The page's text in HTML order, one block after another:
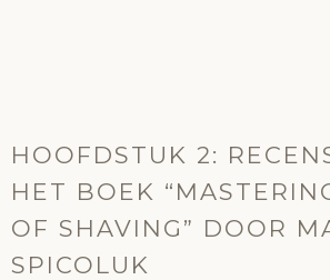
HOOFDSTUK 2:
HET BOEK
OF SHAVING” DOOR
SPICOLUK